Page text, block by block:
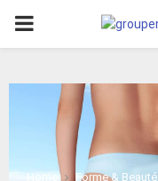
PRIMARY
Home Forme & Beauté